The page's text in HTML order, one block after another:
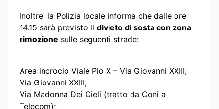
Inoltre, la Polizia locale informa che dalle ore
14.15 sarà previsto il divieto di sosta con zona
rimozione sulle seguenti strade:
Area incrocio Viale Pio X – Via Giovanni XXIII;
Via Giovanni XXIII;
Via Madonna Dei Cieli (tratto da Coni a
Telecom);